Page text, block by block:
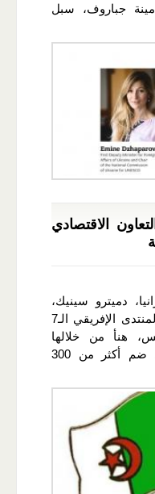
أمينة جباروف، سبل
الاقتصادي
دميترو سينيك،
مداخلة قصيرة خلال فعاليات المنتدى الإفريقي الـ7
هنأ من خلالها
المشاركين في المنتدى الذي ضم أكثر من 300